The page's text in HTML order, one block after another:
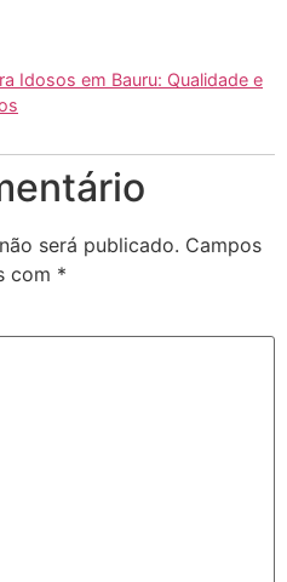
Idosos em Bauru: Qualidade e
será publicado. Campos
com *